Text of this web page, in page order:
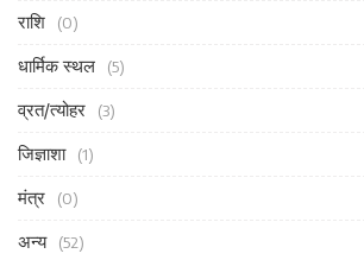
राशि (0)
धार्मिक स्थल (5)
व्रत/त्योहर (3)
जिज्ञाशा (1)
मंत्र (0)
अन्य (52)